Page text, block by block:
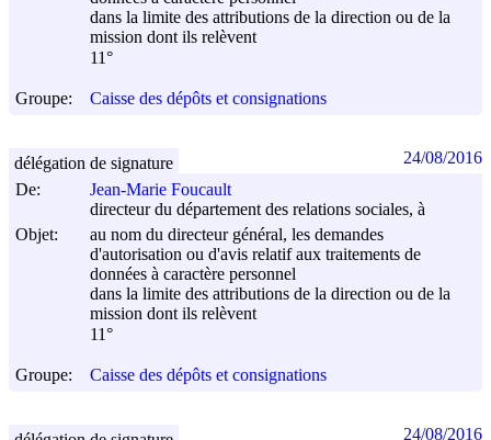
dans la limite des attributions de la direction ou de la
mission dont ils relèvent
11°
Groupe: Caisse des dépôts et consignations
De:
Jean-Marie Foucault
directeur du département des relations sociales, à
Objet:
au nom du directeur général, les demandes
d'autorisation ou d'avis relatif aux traitements de
données à caractère personnel
dans la limite des attributions de la direction ou de la
mission dont ils relèvent
11°
Groupe: Caisse des dépôts et consignations
délégation de signature 24/08/2016
24/08/2016